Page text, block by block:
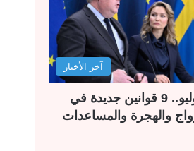
آخر الأخبار
ابتداءً من يوليو.. 9 قوانين جديدة في
والهجرة والمساعدات